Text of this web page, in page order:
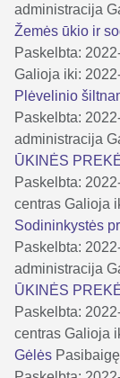
administracija
Žemės ūkio ir
Paskelbta:
Galioja iki:
Plėvelinio
Paskelbta:
administracija
ŪKINĖS
Paskelbta:
centras Galioja
Sodininkystės
Paskelbta:
administracija
ŪKINĖS
Paskelbta:
centras Galioja
Gėlės